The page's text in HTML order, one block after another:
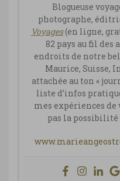
Blogueuse
photographe,
Voyages(en ligne,
82 pays au fil des
endroits de notre
Maurice, Suisse,
attachée au ton «
liste d’infos
mes expériences de
pas la possibilité